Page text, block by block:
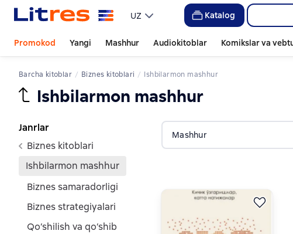
UZ Katalog
Promokod Yangi Mashhur Audiokitoblar Komikslar va
Barcha kitoblar biznes kitoblari ishbilarmon mashhur
ishbilarmon mashhur
Janrlar
biznes kitoblari
ishbilarmon mashhur
biznes samaradorligi
biznes strategiyalari
qo‘shilish va qo‘shib
Mashhur